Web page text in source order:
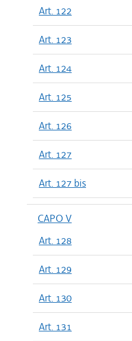
Art. 122
Art. 123
Art. 124
Art. 125
Art. 126
Art. 127
Art. 127 bis
CAPO V
Art. 128
Art. 129
Art. 130
Art. 131